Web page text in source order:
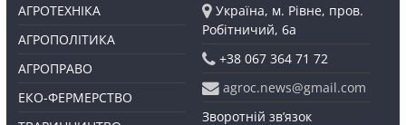
АГРОТЕХНІКА
АГРОПОЛІТИКА
АГРОПРАВО
ЕКО-ФЕРМЕРСТВО
Україна, м. Рівне, пров.
Робітничий, 6а
+38 067 364 71 72
agroc.news@gmail.com
Зворотній зв’язок